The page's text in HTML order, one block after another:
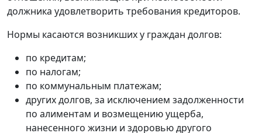
должника удовлетворить требования кредиторов.
Нормы касаются возникших у граждан долгов:
по кредитам;
по налогам;
по коммунальным платежам;
других долгов, за исключением задолженности
по алиментам и возмещению ущерба,
нанесенного жизни и здоровью другого